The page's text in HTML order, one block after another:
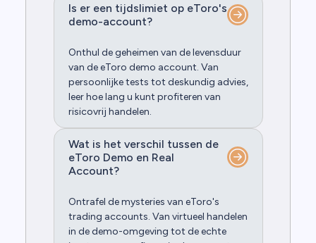
Is er een tijdslimiet op eToro's
demo-account?
Onthul de geheimen van de levensduur
van de eToro demo account. Van
persoonlijke tests tot deskundig advies,
leer hoe lang u kunt profiteren van
risicovrij handelen.
Wat is het verschil tussen de
eToro Demo en Real
Account?
Ontrafel de mysteries van eToro's
trading accounts. Van virtueel handelen
in de demo-omgeving tot de echte